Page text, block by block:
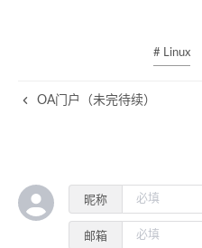
# Linux
OA门户（未完待续）
昵称
邮箱